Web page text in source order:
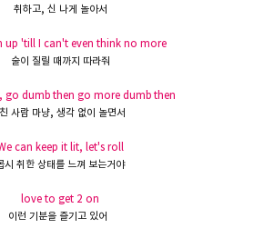
취하고, 신 나게 놀아서
up 'till I can't even think no more
술이 질릴 때까지 따라줘
go dumb then go more dumb then
사람 마냥, 생각 없이 놀면서
can keep it lit, let's roll
시 취한 상태를 느껴 보는거야
love to get 2 on
이런 기분을 즐기고 있어